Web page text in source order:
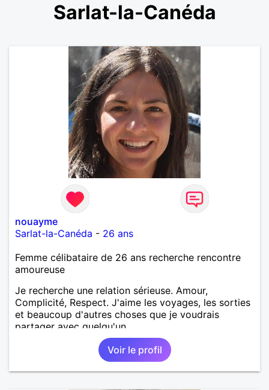
Sarlat-la-Canéda
nouayme
Sarlat-la-Canéda - 26 ans
Femme célibataire de 26 ans recherche rencontre
amoureuse
Je recherche une relation sérieuse. Amour,
Complicité, Respect. J'aime les voyages, les sorties
et beaucoup d'autres choses que je voudrais
partager avec quelqu'un.
Voir le profil